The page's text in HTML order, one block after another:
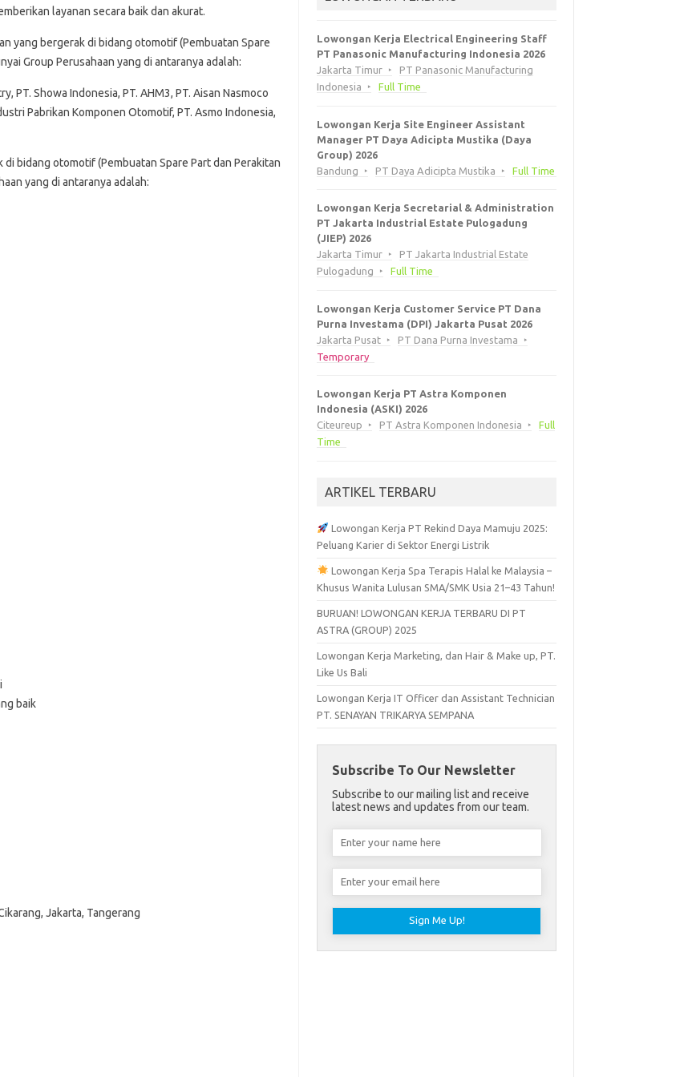
layanan secara baik dan akurat.
yang bergerak di bidang otomotif (Pembuatan Spare
Group Perusahaan yang di antaranya adalah:
PT. Showa Indonesia, PT. AHM3, PT. Aisan Nasmoco
Pabrikan Komponen Otomotif, PT. Asmo Indonesia,
bidang otomotif (Pembuatan Spare Part dan Perakitan
yang di antaranya adalah:
baik
Jakarta, Tangerang
Lowongan Kerja Electrical Engineering Staff
PT Panasonic Manufacturing Indonesia 2026
Jakarta Timur
PT Panasonic Manufacturing
Indonesia
Full Time
Lowongan Kerja Site Engineer Assistant
Manager PT Daya Adicipta Mustika (Daya
Group) 2026
Bandung
PT Daya Adicipta Mustika Full Time
Lowongan Kerja Secretarial & Administration
PT Jakarta Industrial Estate Pulogadung
(JIEP) 2026
Jakarta Timur
PT Jakarta Industrial Estate
Pulogadung
Full Time
Lowongan Kerja Customer Service PT Dana
Purna Investama (DPI) Jakarta Pusat 2026
Jakarta Pusat
PT Dana Purna Investama
Temporary
Lowongan Kerja PT Astra Komponen
Indonesia (ASKI) 2026
Citeureup
PT Astra Komponen Indonesia
Full
Time
ARTIKEL TERBARU
Lowongan Kerja PT Rekind Daya Mamuju 2025:
Peluang Karier di Sektor Energi Listrik
Lowongan Kerja Spa Terapis Halal ke Malaysia –
Khusus Wanita Lulusan SMA/SMK Usia 21–43 Tahun!
BURUAN! LOWONGAN KERJA TERBARU DI PT
ASTRA (GROUP) 2025
Lowongan Kerja Marketing, dan Hair & Make up, PT.
Like Us Bali
Lowongan Kerja IT Officer dan Assistant Technician
PT. SENAYAN TRIKARYA SEMPANA
Subscribe To Our Newsletter
Subscribe to our mailing list and receive
latest news and updates from our team.